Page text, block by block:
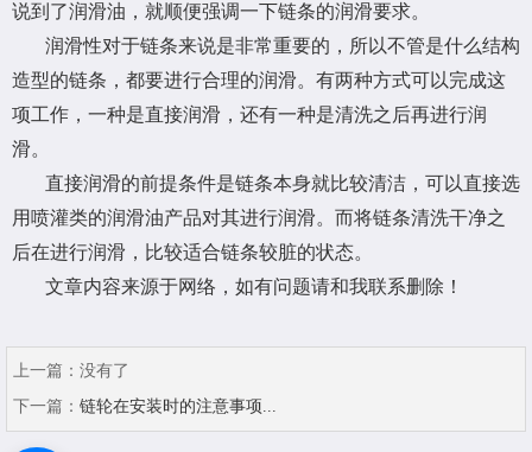
说到了润滑油，就顺便强调一下链条的润滑要求。
润滑性对于链条来说是非常重要的，所以不管是什么结构
造型的链条，都要进行合理的润滑。有两种方式可以完成这
项工作，一种是直接润滑，还有一种是清洗之后再进行润
滑。
直接润滑的前提条件是链条本身就比较清洁，可以直接选
用喷灌类的润滑油产品对其进行润滑。而将链条清洗干净之
后在进行润滑，比较适合链条较脏的状态。
文章内容来源于网络，如有问题请和我联系删除！
上一篇： 没有了
下一篇： 链轮在安装时的注意事项...